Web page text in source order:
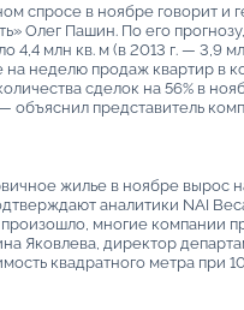
спросе в ноябре говорит и
Олег Пашин. По его
4,4 млн кв. м (в 2013 г. — 3,9
на неделю продаж квартир в
сделок на 56% в
объяснил представитель
жилье в ноябре вырос
аналитики NAI
многие компании
Яковлева, директор
квадратного метра при